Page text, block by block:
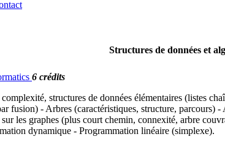
Structures de données et
6 crédits
structures de données élémentaires (listes
fusion) - Arbres (caractéristiques, structure, parcours)
les graphes (plus court chemin, connexité, arbre
dynamique - Programmation linéaire (simplexe).